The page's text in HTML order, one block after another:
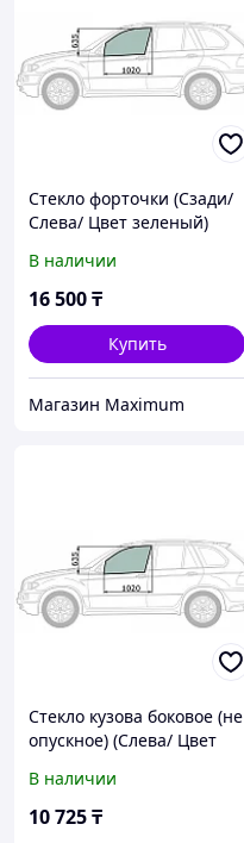
Стекло форточки (Сзади/
Слева/ Цвет зеленый)
L300 87-98
В наличии
16 500₸
Купить
Mагазин Maximum
Стекло кузова боковое (не
опускное) (Слева/ Цвет
Delica 94-07 / L400 94-06 /
Spa
В наличии
10 725₸